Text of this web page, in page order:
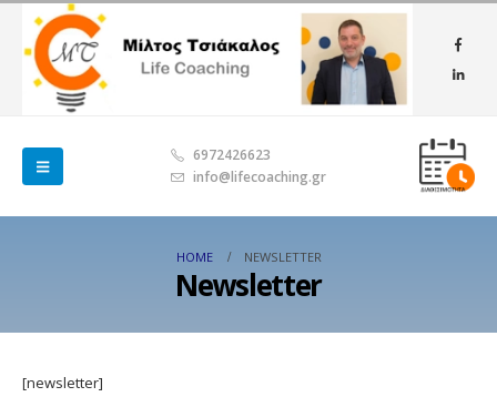
6972426623
info@lifecoaching.gr
HOME NEWSLETTER
Newsletter
[newsletter]